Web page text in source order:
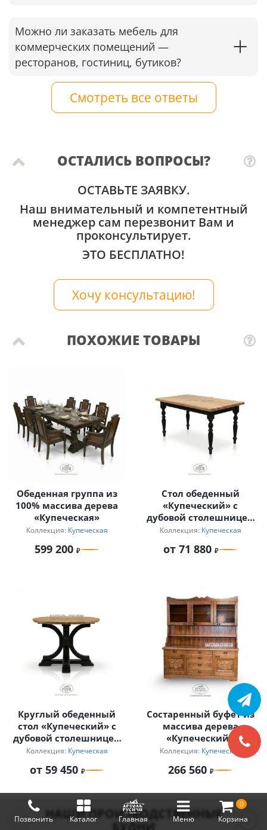
Меню
Позвонить Каталог Главная
0
Корзина
Можно ли заказать мебель для
коммерческих помещений —
ресторанов, гостиниц, бутиков?
Смотреть все ответы
ОСТАЛИСЬ ВОПРОСЫ?
ОСТАВЬТЕ ЗАЯВКУ.
Наш внимательный и компетентный
менеджер сам перезвонит Вам и
проконсультирует.
ЭТО БЕСПЛАТНО!
Хочу консультацию!
ПОХОЖИЕ ТОВАРЫ
Обеденная группа из
100% массива дерева
«Купеческая»
Коллекция: Купеческая
599 200
Стол обеденный
«Купеческий» с
дубовой столешницей
и фигурными ножками
Коллекция: Купеческая
от 71 880
Круглый обеденный
стол «Купеческий» с
дубовой столешницей
и подстольем из
Коллекция: Купеческая
от 59 450
Состаренный буфет из
массива дерева
«Купеческий»
Коллекция: Купеческая
266 560
НАШИ ПРОИЗВОДСТВЕННЫЕ